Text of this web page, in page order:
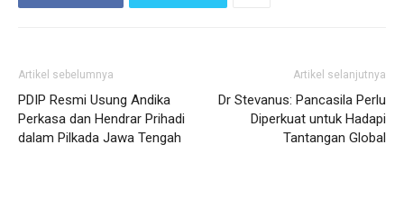
Artikel sebelumnya
PDIP Resmi Usung Andika
Perkasa dan Hendrar Prihadi
dalam Pilkada Jawa Tengah
Artikel selanjutnya
Dr Stevanus: Pancasila Perlu
Diperkuat untuk Hadapi
Tantangan Global